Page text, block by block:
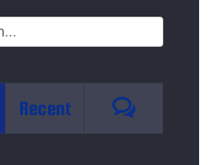
Recent Reacties